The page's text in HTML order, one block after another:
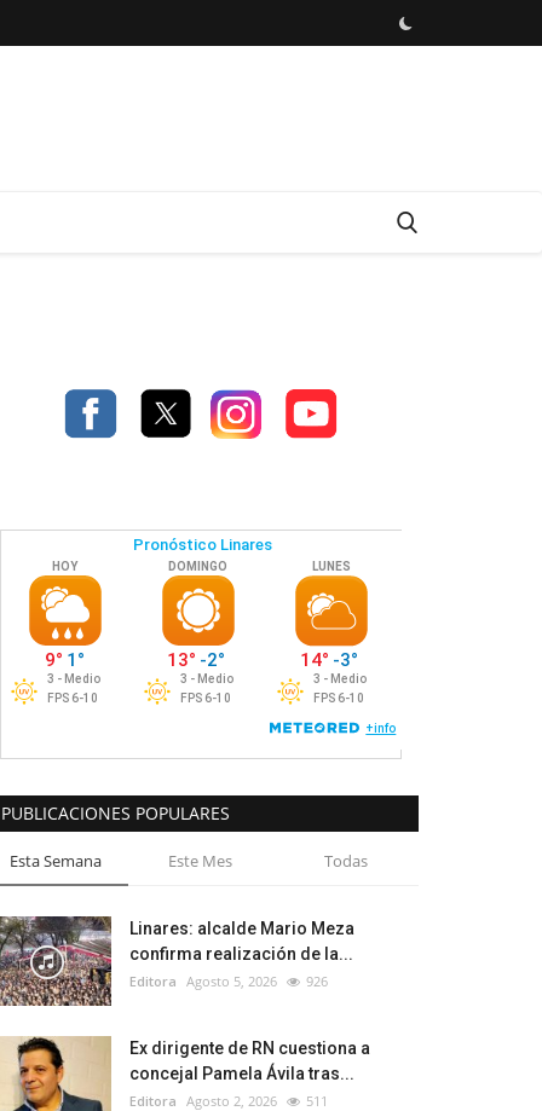
PUBLICACIONES POPULARES
Esta Semana Este Mes Todas
Linares: alcalde Mario Meza
confirma realización de la...
Editora Agosto 5, 2026 926
Ex dirigente de RN cuestiona a
concejal Pamela Ávila tras...
Editora Agosto 2, 2026 511